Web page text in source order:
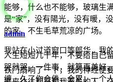
能够，什么也不能够，玻璃生
是“家”，没有陽光，没有暖，
的家，不生毛草荒凉的广场。
我站在小过道窗口等郎华，我
铁门扇响了一下，我的神经便
admin
人生短短几十年，不要给自己
哭就哭，一件事，就算再美好
缠，久了你会倦，会累；一个